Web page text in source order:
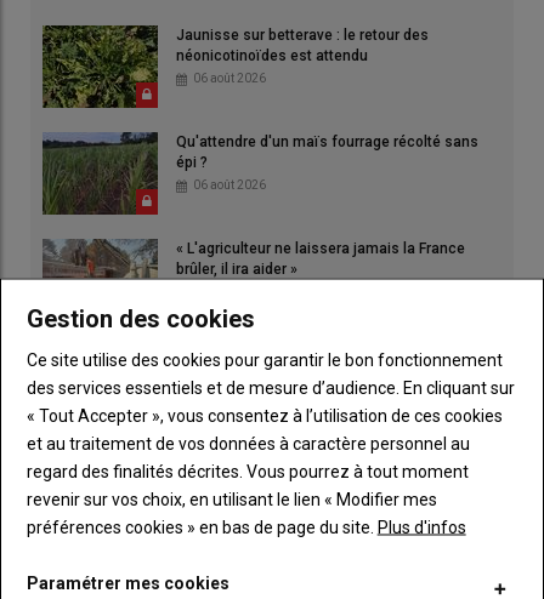
Jaunisse sur betterave : le retour des
néonicotinoïdes est attendu
06 août 2026
Qu'attendre d'un maïs fourrage récolté sans
épi ?
06 août 2026
« L'agriculteur ne laissera jamais la France
brûler, il ira aider »
Gestion des cookies
Ce site utilise des cookies pour garantir le bon fonctionnement
des services essentiels et de mesure d’audience. En cliquant sur
« Tout Accepter », vous consentez à l’utilisation de ces cookies
et au traitement de vos données à caractère personnel au
regard des finalités décrites. Vous pourrez à tout moment
revenir sur vos choix, en utilisant le lien « Modifier mes
préférences cookies » en bas de page du site. Plus d'infos
Paramétrer mes cookies